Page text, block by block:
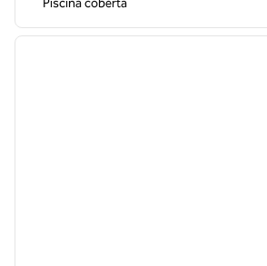
Piscina coberta
1 de 12